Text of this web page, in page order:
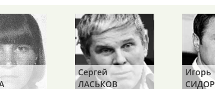
АБДРАХМАНОВ
АБДРАХМАНОВ
Игорь
СИДОРКЕВИЧ